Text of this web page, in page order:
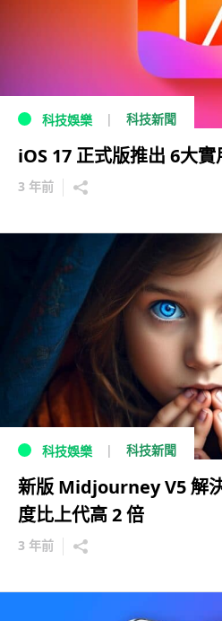
科技娛樂 科技新聞
iOS 17 正式版推出 6大
3 年前
科技娛樂 科技新聞
新版 Midjourney V5 解
度比上代高 2 倍
3 年前